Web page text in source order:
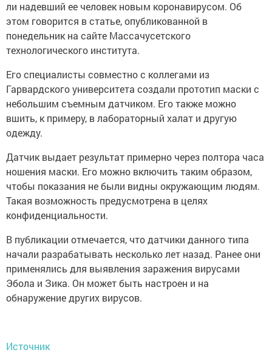
ли надевший ее человек новым коронавирусом. Об
этом говорится в статье, опубликованной в
понедельник на сайте Массачусетского
технологического института.
Его специалисты совместно с коллегами из
Гарвардского университета создали прототип маски с
небольшим съемным датчиком. Его также можно
вшить, к примеру, в лабораторный халат и другую
одежду.
Датчик выдает результат примерно через полтора часа
ношения маски. Его можно включить таким образом,
чтобы показания не были видны окружающим людям.
Такая возможность предусмотрена в целях
конфиденциальности.
В публикации отмечается, что датчики данного типа
начали разрабатывать несколько лет назад. Ранее они
применялись для выявления заражения вирусами
Эбола и Зика. Он может быть настроен и на
обнаружение других вирусов.
Источник